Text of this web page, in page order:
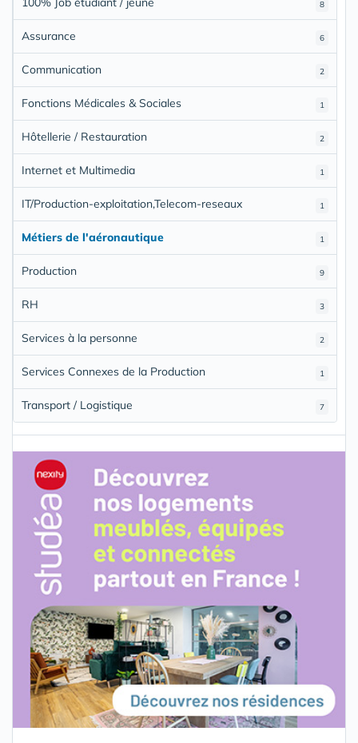
8
6
Assurance
2
Communication
1
Fonctions Médicales & Sociales
2
Hôtellerie / Restauration
1
Internet et Multimedia
1
IT/Production-exploitation,Telecom-reseaux
1
Métiers de l'aéronautique
9
Production
3
RH
2
Services à la personne
1
Services Connexes de la Production
7
Transport / Logistique